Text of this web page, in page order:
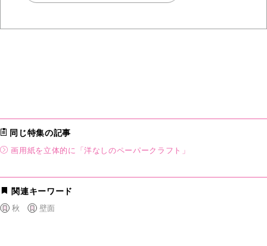
同じ特集の記事
画用紙を立体的に「洋なしのペーパークラフト」
関連キーワード
秋 壁面